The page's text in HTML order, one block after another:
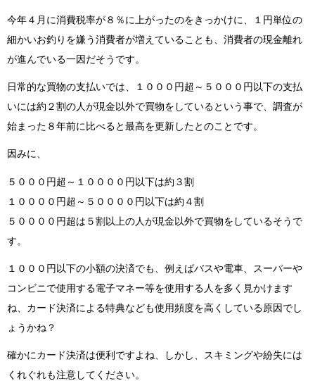
今年４月に消費税率が８％に上がったのをきっかけに、１円単位の
細かいお釣りを嫌う消費者が増えていることも、消費者の現金離れ
が進んでいる一因だそうです。
日常的な買物の支払いでは、１０００円超～５０００円以下の支払
いには約２割の人が現金以外で買物をしているという事で、調査が
始まった８年前に比べると最高を更新したとのことです。
因みに、
５０００円超～１００００円以下は約３割
１００００円超～５００００円以下は約４割
５００００円超は５割以上の人が現金以外で買物をしているそうで
す。
１０００円以下の小額の決済でも、例えばバスや電車、スーパーや
コンビニで使用する電子マネー等を使用する人を多く見かけます
ね、カード決済による特典なども使用頻度を高くしている原因でし
ょうかね？
確かにカード決済は便利ですよね、しかし、スキミングや紛失には
くれぐれも注意してください。